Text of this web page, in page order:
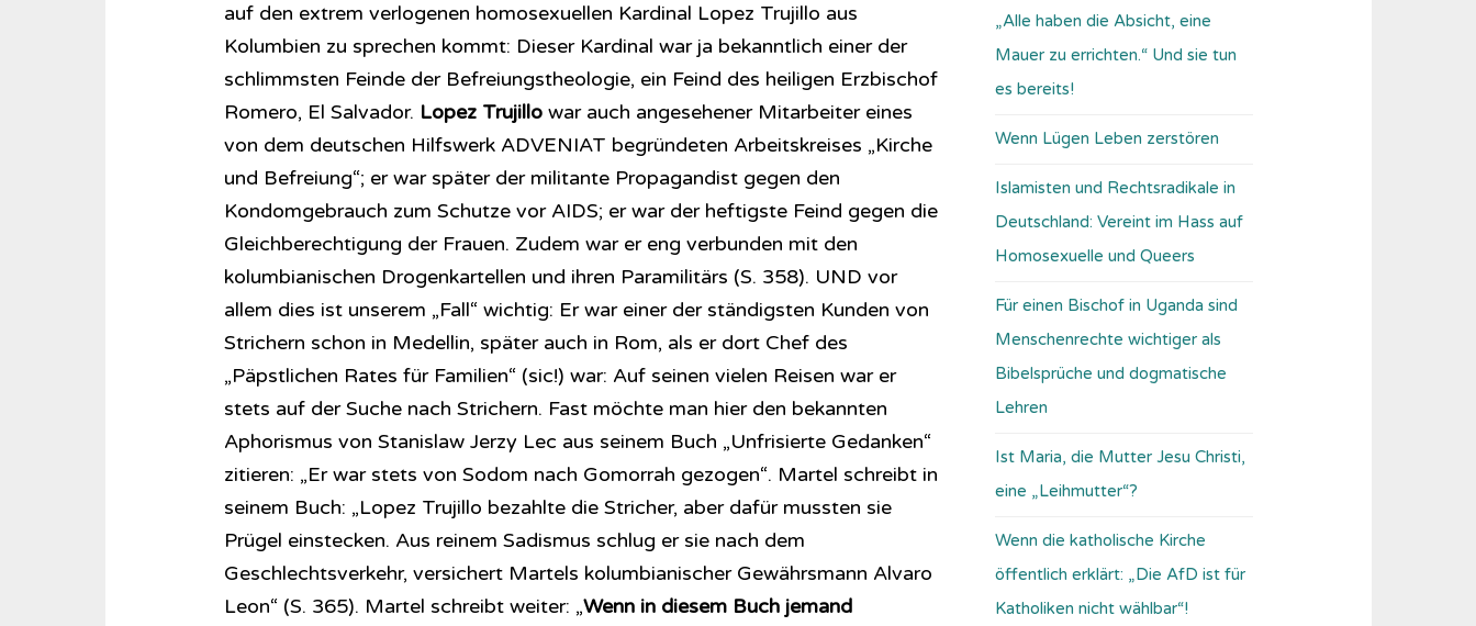
auf den extrem verlogenen homosexuellen Kardinal Lopez Trujillo aus
Kolumbien zu sprechen kommt: Dieser Kardinal war ja bekanntlich einer der
schlimmsten Feinde der Befreiungstheologie, ein Feind des heiligen Erzbischof
Romero, El Salvador. Lopez Trujillowar auch angesehener Mitarbeiter eines
von dem deutschen Hilfswerk ADVENIAT begründeten Arbeitskreises „Kirche
und Befreiung“; er war später der militante Propagandist gegen den
Kondomgebrauch zum Schutze vor AIDS; er war der heftigste Feind gegen die
Gleichberechtigung der Frauen. Zudem war er eng verbunden mit den
kolumbianischen Drogenkartellen und ihren Paramilitärs (S. 358). UND vor
allem dies ist unserem „Fall“ wichtig: Er war einer der ständigsten Kunden von
Strichern schon in Medellin, später auch in Rom, als er dort Chef des
„Päpstlichen Rates für Familien“ (sic!) war: Auf seinen vielen Reisen war er
stets auf der Suche nach Strichern. Fast möchte man hier den bekannten
Aphorismus von Stanislaw Jerzy Lec aus seinem Buch „Unfrisierte Gedanken“
zitieren: „Er war stets von Sodom nach Gomorrah gezogen“. Martel schreibt in
seinem Buch: „Lopez Trujillo bezahlte die Stricher, aber dafür mussten sie
Prügel einstecken. Aus reinem Sadismus schlug er sie nach dem
Geschlechtsverkehr, versichert Martels kolumbianischer Gewährsmann Alvaro
Leon“ (S. 365). Martel schreibt weiter: „Wenn in diesem Buch jemand
„Alle haben die Absicht, eine
Mauer zu errichten.“ Und sie tun
es bereits!
Wenn Lügen Leben zerstören
Islamisten und Rechtsradikale in
Deutschland: Vereint im Hass auf
Homosexuelle und Queers
Für einen Bischof in Uganda sind
Menschenrechte wichtiger als
Bibelsprüche und dogmatische
Lehren
Ist Maria, die Mutter Jesu Christi,
eine „Leihmutter“?
Wenn die katholische Kirche
öffentlich erklärt: „Die AfD ist für
Katholiken nicht wählbar“!